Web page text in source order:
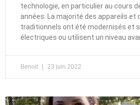
technologie, en particulier au cours
années. La majorité des appareils et
traditionnels ont été modernisés et
électriques ou utilisent un niveau
Benoit 23 juin 2022